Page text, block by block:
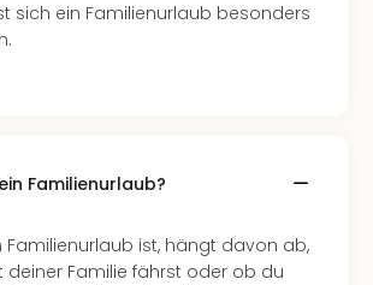
sich ein Familienurlaub besonders
Familienurlaub?
Familienurlaub ist, hängt davon ab,
deiner Familie fährst oder ob du